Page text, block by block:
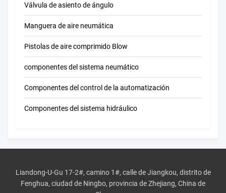
Válvula de asiento de ángulo
Manguera de aire neumática
Pistolas de aire comprimido Blow
componentes del sistema neumático
Componentes del control de la automatización
Componentes del sistema hidráulico
Liandong-U-Gu 17-2#, camino 1#, calle de Jiangkou, distrito de
Fenghua, ciudad de Ningbo, provincia de Zhejiang, China de